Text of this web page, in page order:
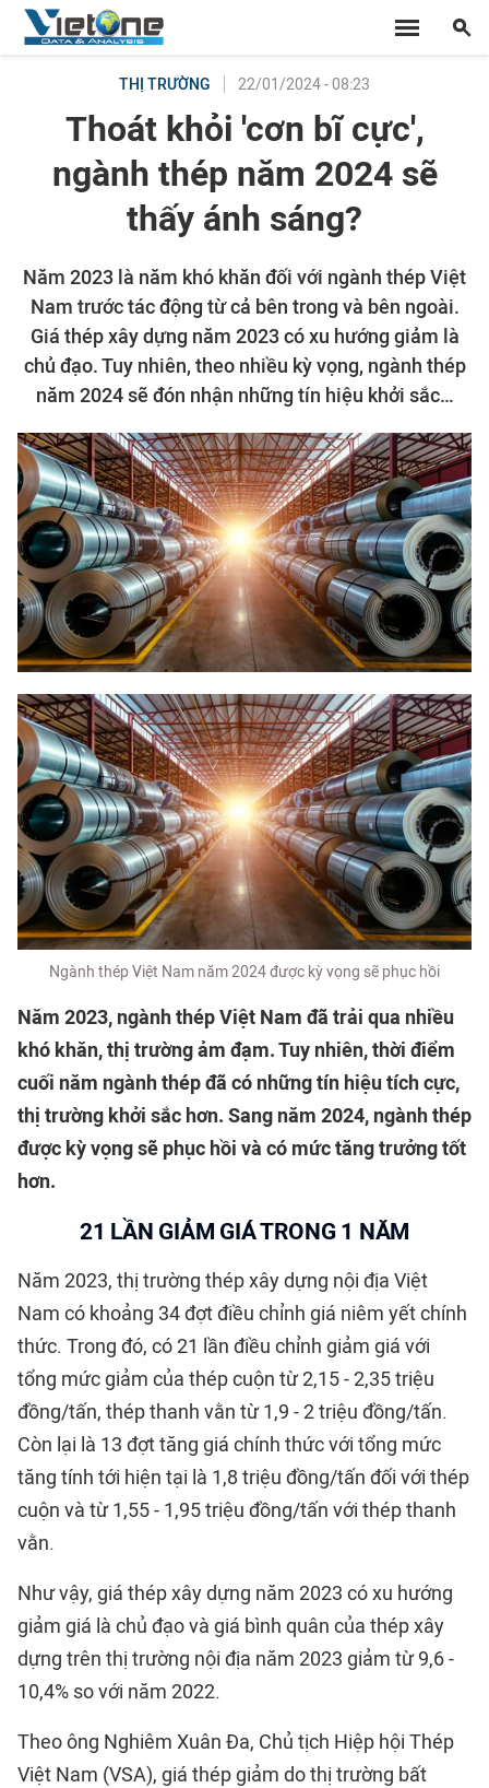
THỊ TRƯỜNG 22/01/2024 - 08:23
Thoát khỏi 'cơn bĩ cực',
ngành thép năm 2024 sẽ
thấy ánh sáng?
Năm 2023 là năm khó khăn đối với ngành thép Việt
Nam trước tác động từ cả bên trong và bên ngoài.
Giá thép xây dựng năm 2023 có xu hướng giảm là
chủ đạo. Tuy nhiên, theo nhiều kỳ vọng, ngành thép
năm 2024 sẽ đón nhận những tín hiệu khởi sắc…
Ngành thép Việt Nam năm 2024 được kỳ vọng sẽ phục hồi
Năm 2023, ngành thép Việt Nam đã trải qua nhiều
khó khăn, thị trường ảm đạm. Tuy nhiên, thời điểm
cuối năm ngành thép đã có những tín hiệu tích cực,
thị trường khởi sắc hơn. Sang năm 2024, ngành thép
được kỳ vọng sẽ phục hồi và có mức tăng trưởng tốt
hơn.
21 LẦN GIẢM GIÁ TRONG 1 NĂM
Năm 2023, thị trường thép xây dựng nội địa Việt
Nam có khoảng 34 đợt điều chỉnh giá niêm yết chính
thức. Trong đó, có 21 lần điều chỉnh giảm giá với
tổng mức giảm của thép cuộn từ 2,15 - 2,35 triệu
đồng/tấn, thép thanh vằn từ 1,9 - 2 triệu đồng/tấn.
Còn lại là 13 đợt tăng giá chính thức với tổng mức
tăng tính tới hiện tại là 1,8 triệu đồng/tấn đối với thép
cuộn và từ 1,55 - 1,95 triệu đồng/tấn với thép thanh
vằn.
Như vậy, giá thép xây dựng năm 2023 có xu hướng
giảm giá là chủ đạo và giá bình quân của thép xây
dựng trên thị trường nội địa năm 2023 giảm từ 9,6 -
10,4% so với năm 2022.
Theo ông Nghiêm Xuân Đa, Chủ tịch Hiệp hội Thép
Việt Nam (VSA), giá thép giảm do thị trường bất